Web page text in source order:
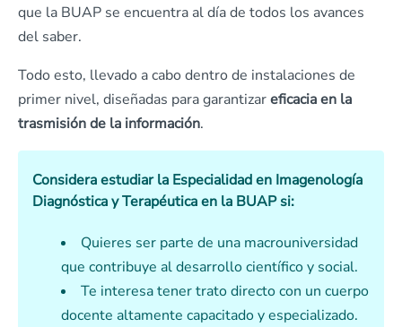
que la BUAP se encuentra al día de todos los avances
del saber.
Todo esto, llevado a cabo dentro de instalaciones de
primer nivel, diseñadas para garantizareficacia en la
trasmisión de la información.
Considera estudiar la Especialidad en Imagenología
Diagnóstica y Terapéutica en la BUAP si:
Quieres ser parte de una macrouniversidad
que contribuye al desarrollo científico y social.
Te interesa tener trato directo con un cuerpo
docente altamente capacitado y especializado.